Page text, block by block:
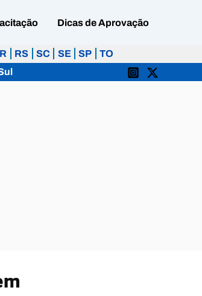
Dicas de Aprovação
RS SC SE SP
TO